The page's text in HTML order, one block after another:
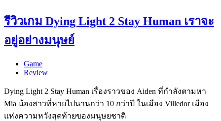
รีวิวเกม Dying Light 2 Stay Human เราจะ
อยู่อย่างมนุษย์
Game
Review
Dying Light 2 Stay Human เรื่องราวของ Aiden ที่กำลังตามหา
Mia น้องสาวที่หายไปนานกว่า 10 กว่าปี ในเมือง Villedor เมือง
แห่งความหวังสุดท้ายของมนุษยชาติ